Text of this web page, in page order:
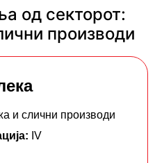
од секторот:
производи
и слични производи
IV